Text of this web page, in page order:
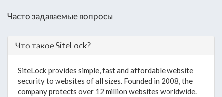
Часто задаваемые вопросы
Что такое SiteLock?
SiteLock provides simple, fast and affordable website
security to websites of all sizes. Founded in 2008, the
company protects over 12 million websites worldwide.